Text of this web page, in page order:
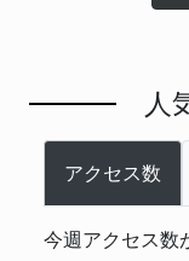
人
アクセス数
今週アクセス数